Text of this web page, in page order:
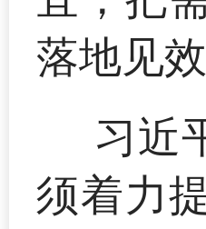
落地见效
习近
须着力